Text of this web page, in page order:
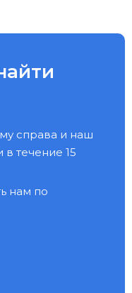
справа и наш
течение 15
нам по